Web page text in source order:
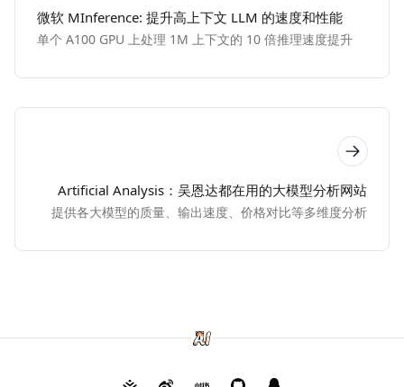
微软 MInference: 提升高上下文 LLM 的速度和性能
单个 A100 GPU 上处理 1M 上下文的 10 倍推理速度提升
Artificial Analysis：吴恩达都在用的大模型分析网站
提供各大模型的质量、输出速度、价格对比等多维度分析